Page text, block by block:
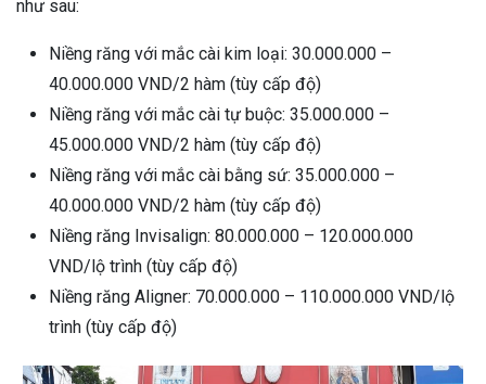
như sau:
Niềng răng với mắc cài kim loại: 30.000.000 –
40.000.000 VND/2 hàm (tùy cấp độ)
Niềng răng với mắc cài tự buộc: 35.000.000 –
45.000.000 VND/2 hàm (tùy cấp độ)
Niềng răng với mắc cài bằng sứ: 35.000.000 –
40.000.000 VND/2 hàm (tùy cấp độ)
Niềng răng Invisalign: 80.000.000 – 120.000.000
VND/lộ trình (tùy cấp độ)
Niềng răng Aligner: 70.000.000 – 110.000.000 VND/lộ
trình (tùy cấp độ)